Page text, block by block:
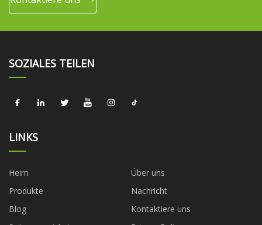
SOZIALES TEILEN
LINKS
Heim
Über uns
Produkte
Nachricht
Blog
Kontaktiere uns